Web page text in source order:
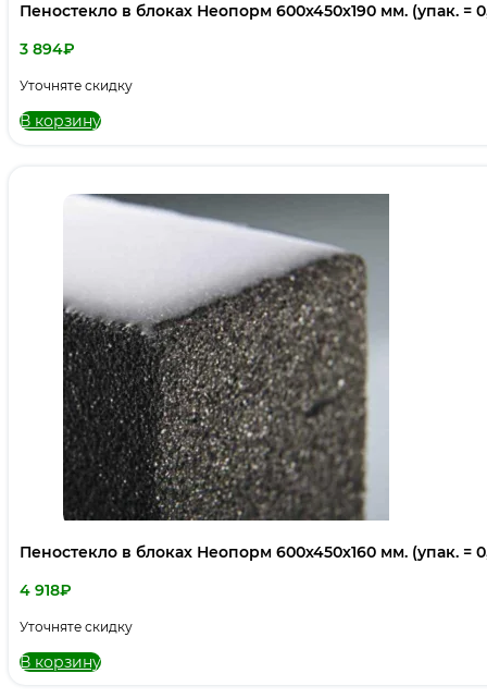
Пеностекло в блоках Неопорм 600х450х190 мм. (упак. =
3 894₽
Уточняте скидку
В корзину
Пеностекло в блоках Неопорм 600х450х160 мм. (упак. =
4 918₽
Уточняте скидку
В корзину